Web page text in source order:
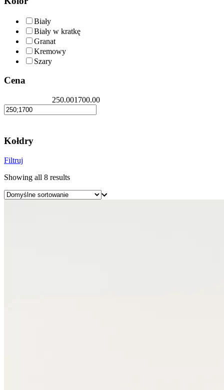
Biały
Biały w kratkę
Granat
Kremowy
Szary
Cena
250.001700.00
Kołdry
Filtruj
Showing all 8 results